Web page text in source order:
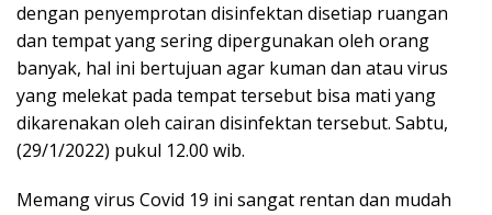
dengan penyemprotan disinfektan disetiap ruangan
dan tempat yang sering dipergunakan oleh orang
banyak, hal ini bertujuan agar kuman dan atau virus
yang melekat pada tempat tersebut bisa mati yang
dikarenakan oleh cairan disinfektan tersebut. Sabtu,
(29/1/2022) pukul 12.00 wib.
Memang virus Covid 19 ini sangat rentan dan mudah